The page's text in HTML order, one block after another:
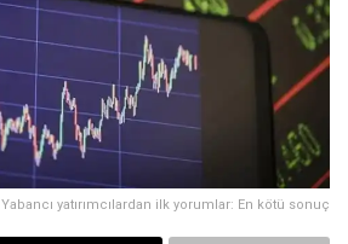
Yabancı yatırımcılardan ilk yorumlar: En kötü sonuç